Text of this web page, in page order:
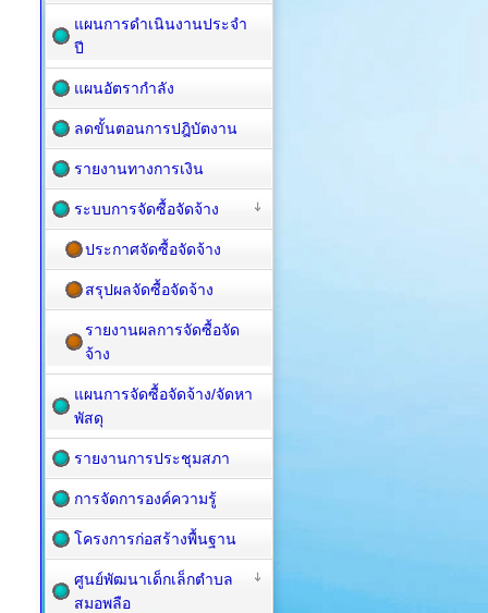
แผนการดำเนินงานประจำ
ปี
แผนอัตรากำลัง
ลดขั้นตอนการปฎิบัตงาน
รายงานทางการเงิน
ระบบการจัดซื้อจัดจ้าง
ประกาศจัดซื้อจัดจ้าง
สรุปผลจัดซื้อจัดจ้าง
รายงานผลการจัดซื้อจัด
จ้าง
แผนการจัดซื้อ​จัดจ้าง/จัดหา
พัสดุ
รายงานการประชุมสภา
การจัดการองค์ความรู้
โครงการก่อสร้างพื้นฐาน
ศูนย์พัฒนาเด็กเล็กตำบล
สมอพลือ